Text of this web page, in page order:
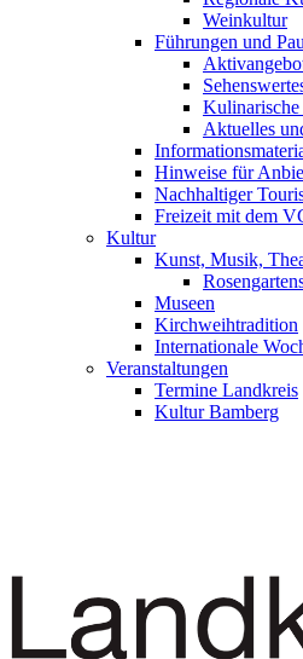
Weinkultur
Führungen und
Kulinarische
Aktuelles
Hinweise für
Nachhaltiger
Freizeit mit dem
Kultur
Kunst, Musik,
Museen
Kirchweihtradition
Internationale
Veranstaltungen
Termine Landkreis
Kultur Bamberg